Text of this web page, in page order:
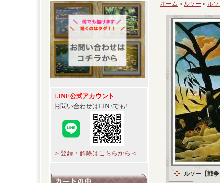
LINE公式アカウント
お問い合わせはLINEでも!
＞登録・解除はこちらから＜
ホーム » ルソー » ル
ルソー【戦争